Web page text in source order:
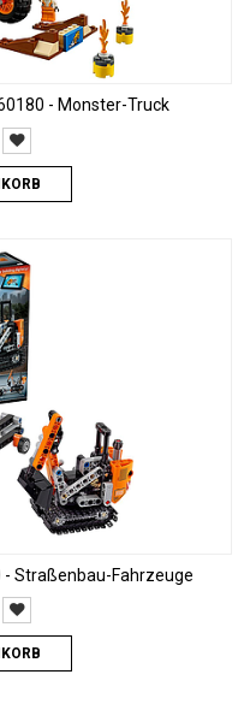
- Monster-Truck
- Straßenbau-Fahrzeuge